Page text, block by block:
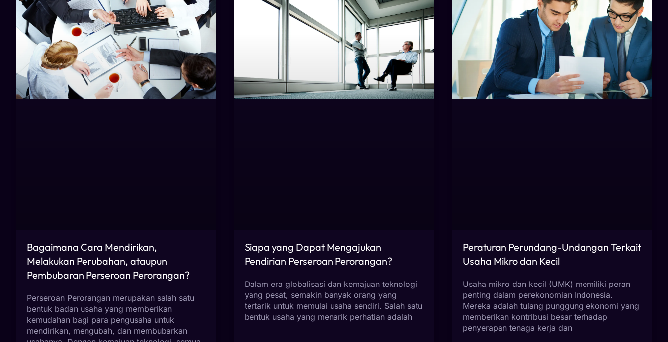
Bagaimana Cara Mendirikan,
Melakukan Perubahan, ataupun
Pembubaran Perseroan Perorangan?
Perseroan Perorangan merupakan salah satu
bentuk badan usaha yang memberikan
kemudahan bagi para pengusaha untuk
mendirikan, mengubah, dan membubarkan
Siapa yang Dapat Mengajukan
Pendirian Perseroan Perorangan?
Dalam era globalisasi dan kemajuan teknologi
yang pesat, semakin banyak orang yang
tertarik untuk memulai usaha sendiri. Salah satu
bentuk usaha yang menarik perhatian adalah
Peraturan Perundang-Undangan Terkait
Usaha Mikro dan Kecil
Usaha mikro dan kecil (UMK) memiliki peran
penting dalam perekonomian Indonesia.
Mereka adalah tulang punggung ekonomi yang
memberikan kontribusi besar terhadap
penyerapan tenaga kerja dan